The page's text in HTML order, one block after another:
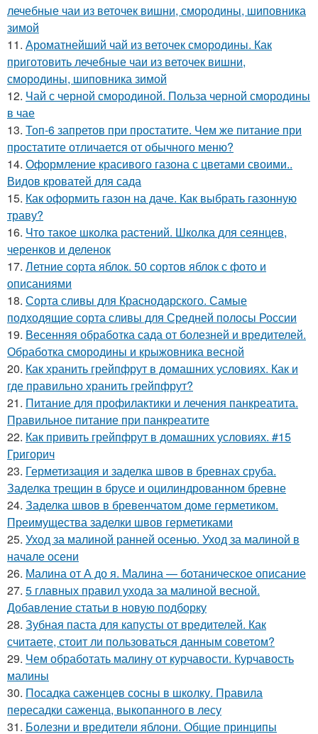
лечебные чаи из веточек вишни, смородины, шиповника
зимой
11. Ароматнейший чай из веточек смородины. Как
приготовить лечебные чаи из веточек вишни,
смородины, шиповника зимой
12. Чай с черной смородиной. Польза черной смородины
в чае
13. Топ-6 запретов при простатите. Чем же питание при
простатите отличается от обычного меню?
14. Оформление красивого газона с цветами своими..
Видов кроватей для сада
15. Как оформить газон на даче. Как выбрать газонную
траву?
16. Что такое школка растений. Школка для сеянцев,
черенков и деленок
17. Летние сорта яблок. 50 сортов яблок с фото и
описаниями
18. Сорта сливы для Краснодарского. Самые
подходящие сорта сливы для Средней полосы России
19. Весенняя обработка сада от болезней и вредителей.
Обработка смородины и крыжовника весной
20. Как хранить грейпфрут в домашних условиях. Как и
где правильно хранить грейпфрут?
21. Питание для профилактики и лечения панкреатита.
Правильное питание при панкреатите
22. Как привить грейпфрут в домашних условиях. #15
Григорич
23. Герметизация и заделка швов в бревнах сруба.
Заделка трещин в брусе и оцилиндрованном бревне
24. Заделка швов в бревенчатом доме герметиком.
Преимущества заделки швов герметиками
25. Уход за малиной ранней осенью. Уход за малиной в
начале осени
26. Малина от А до я. Малина — ботаническое описание
27. 5 главных правил ухода за малиной весной.
Добавление статьи в новую подборку
28. Зубная паста для капусты от вредителей. Как
считаете, стоит ли пользоваться данным советом?
29. Чем обработать малину от курчавости. Курчавость
малины
30. Посадка саженцев сосны в школку. Правила
пересадки саженца, выкопанного в лесу
31. Болезни и вредители яблони. Общие принципы